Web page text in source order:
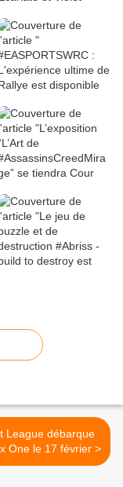
League débarque
sur Xbox One le 17 février >